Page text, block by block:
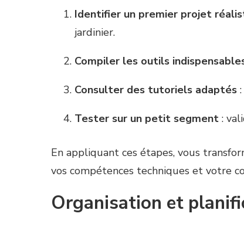
Identifier un premier projet
jardinier.
Compiler les outils
Consulter des tutoriels adaptés
Tester sur un petit segment :
En appliquant ces étapes, vous
vos compétences techniques et votre
Organisation et